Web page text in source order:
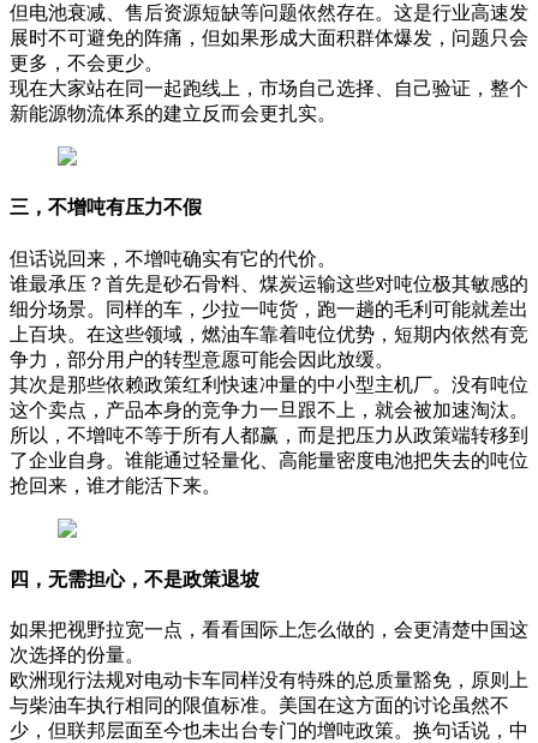
但电池衰减、售后资源短缺等问题依然存在。这是行业高速发
展时不可避免的阵痛，但如果形成大面积群体爆发，问题只会
更多，不会更少。
现在大家站在同一起跑线上，市场自己选择、自己验证，整个
新能源物流体系的建立反而会更扎实。
三，不增吨有压力不假
但话说回来，不增吨确实有它的代价。
谁最承压？首先是砂石骨料、煤炭运输这些对吨位极其敏感的
细分场景。同样的车，少拉一吨货，跑一趟的毛利可能就差出
上百块。在这些领域，燃油车靠着吨位优势，短期内依然有竞
争力，部分用户的转型意愿可能会因此放缓。
其次是那些依赖政策红利快速冲量的中小型主机厂。没有吨位
这个卖点，产品本身的竞争力一旦跟不上，就会被加速淘汰。
所以，不增吨不等于所有人都赢，而是把压力从政策端转移到
了企业自身。谁能通过轻量化、高能量密度电池把失去的吨位
抢回来，谁才能活下来。
四，无需担心，不是政策退坡
如果把视野拉宽一点，看看国际上怎么做的，会更清楚中国这
次选择的份量。
欧洲现行法规对电动卡车同样没有特殊的总质量豁免，原则上
与柴油车执行相同的限值标准。美国在这方面的讨论虽然不
少，但联邦层面至今也未出台专门的增吨政策。换句话说，中